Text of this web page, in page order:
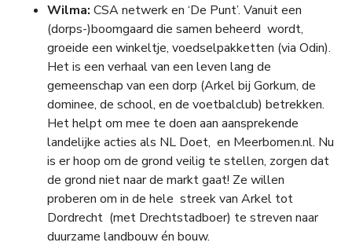
Wilma: CSA netwerk en ‘De Punt’. Vanuit een
(dorps-)boomgaard die samen beheerd wordt,
groeide een winkeltje, voedselpakketten (via Odin).
Het is een verhaal van een leven lang de
gemeenschap van een dorp (Arkel bij Gorkum, de
dominee, de school, en de voetbalclub) betrekken.
Het helpt om mee te doen aan aansprekende
landelijke acties als NL Doet, en Meerbomen.nl. Nu
is er hoop om de grond veilig te stellen, zorgen dat
de grond niet naar de markt gaat! Ze willen
proberen om in de hele streek van Arkel tot
Dordrecht (met Drechtstadboer) te streven naar
duurzame landbouw én bouw.